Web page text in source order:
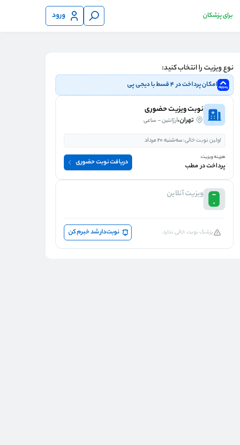
ورود برای پزشکان
نوع ویزیت را انتخاب کنید:
امکان پرداخت در ۴ قسط با دیجی پی
نوبت ویزیت حضوری
تهران،آرژانتین - ساعی
اولین نوبت خالی:سه‌شنبه 20 مرداد
هزینه ویزیت:
پرداخت در مطب دریافت نوبت حضوری
ویزیت آنلاین
پزشک نوبت خالی ندارد. نوبت‌دار شد خبرم کن